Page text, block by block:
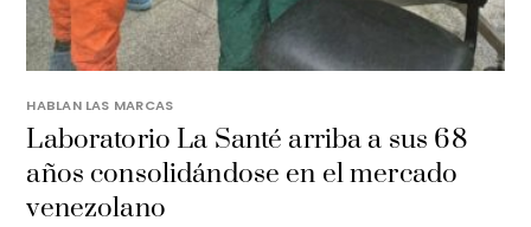
HABLAN LAS MARCAS
Laboratorio La Santé arriba a sus 68
años consolidándose en el mercado
venezolano